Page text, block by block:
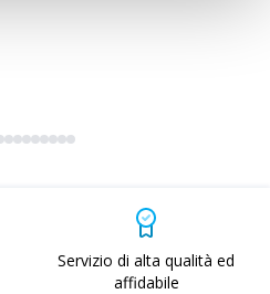
Servizio di alta qualità ed
affidabile